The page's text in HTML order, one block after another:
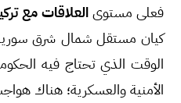
فعلى مستوىالعلاقات مع
كيان مستقل شمال شرق
الوقت الذي تحتاج فيه
الأمنية والعسكرية؛ هناك